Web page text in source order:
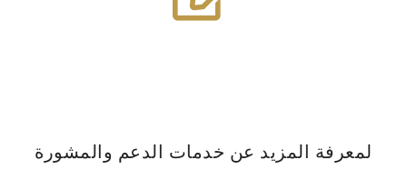
اكتشف المزيد
لمعرفة المزيد عن خدمات الدعم والمشورة